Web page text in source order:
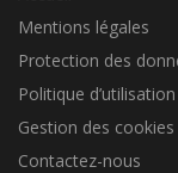
Mentions légales
Protection des
Politique
Gestion des cookies
Contactez-nous